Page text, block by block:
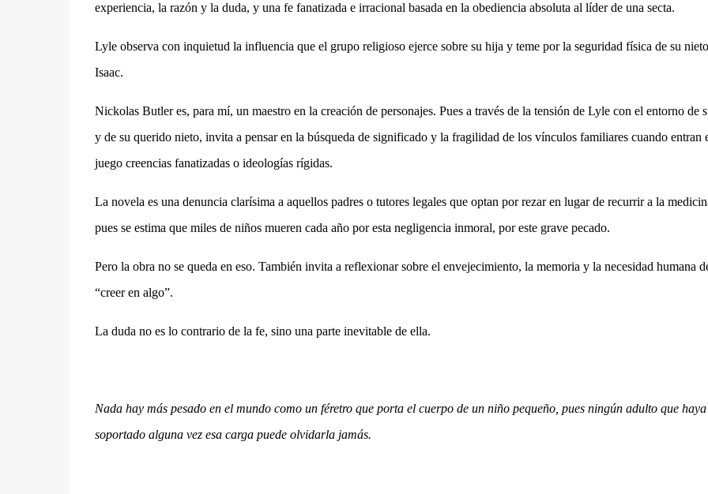
experiencia, la razón y la duda, y una fe fanatizada e irracional basada en la obediencia absoluta al líder de una secta.
Lyle observa con inquietud la influencia que el grupo religioso ejerce sobre su hija y teme por la seguridad física de su nieto
Isaac.
Nickolas Butler es, para mí, un maestro en la creación de personajes. Pues a través de la tensión de Lyle con el entorno de
y de su querido nieto, invita a pensar en la búsqueda de significado y la fragilidad de los vínculos familiares cuando entran
juego creencias fanatizadas o ideologías rígidas.
La novela es una denuncia clarísima a aquellos padres o tutores legales que optan por rezar en lugar de recurrir a la
pues se estima que miles de niños mueren cada año por esta negligencia inmoral, por este grave pecado.
Pero la obra no se queda en eso. También invita a reflexionar sobre el envejecimiento, la memoria y la necesidad humana
“creer en algo”.
La duda no es lo contrario de la fe, sino una parte inevitable de ella.
Nada hay más pesado en el mundo como un féretro que porta el cuerpo de un niño pequeño, pues ningún adulto que haya
soportado alguna vez esa carga puede olvidarla jamás.